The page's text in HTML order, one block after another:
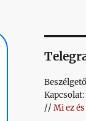
Kapcsolat:
// Mi ez